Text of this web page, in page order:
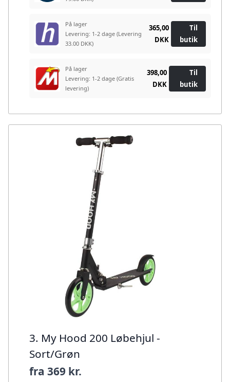
På lager
Levering: 1-2 dage (Levering
33.00 DKK)
365,00
DKK
Til
butik
På lager
Levering: 1-2 dage (Gratis
levering)
398,00
DKK
Til
butik
3. My Hood 200 Løbehjul -
Sort/Grøn
fra 369 kr.